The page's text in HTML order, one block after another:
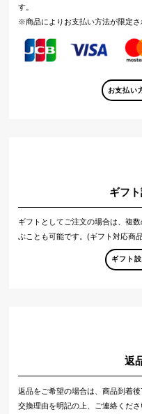
す。
※商品によりお支払い方法が限定さ
お支払い
ギフ
ギフトとしてご注文の場合は、複
ぶことも可能です。(ギフト対応商
ギフト
返
返品をご希望の場合は、商品到着
交換理由を明記の上、ご連絡くださ